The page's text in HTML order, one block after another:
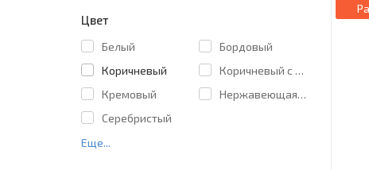
Цвет
Белый
Бордовый
Коричневый
Коричневый с рисунком
Кремовый
Нержавеющая сталь
Серебристый
Еще...